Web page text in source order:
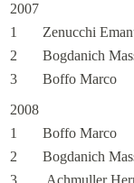
2007
1
Zenucchi
2
Bogdanich
3
Boffo Marco
2008
1
Boffo Marco
2
Bogdanich